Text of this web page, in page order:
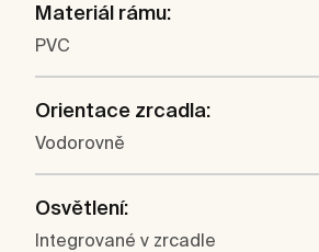
Materiál rámu:
PVC
Orientace zrcadla:
Vodorovně
Osvětlení:
Integrované v zrcadle